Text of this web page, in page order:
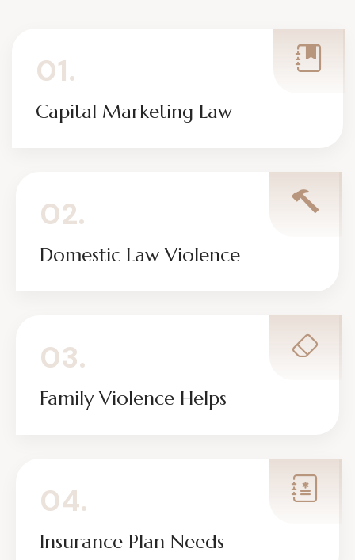
01.
Capital Marketing Law
02.
Domestic Law Violence
03.
Family Violence Helps
04.
Insurance Plan Needs